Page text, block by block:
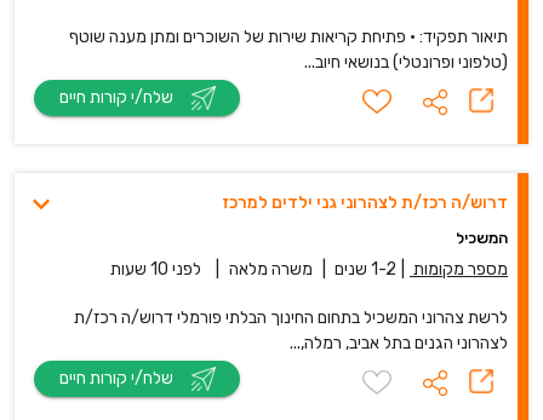
תיאור תפקיד: • פתיחת קריאות שירות של השוכרים ומתן מענה שוטף
(טלפוני ופרונטלי) בנושאי חיוב...
דרוש/ה רכז/ת לצהרוני גני ילדים למרכז
המשכיל
מספר מקומות 1-2 שנים משרה מלאה לפני 10 שעות
לרשת צהרוני המשכיל בתחום החינוך הבלתי פורמלי דרוש/ה רכז/ת
לצהרוני הגנים בתל אביב, רמלה,...